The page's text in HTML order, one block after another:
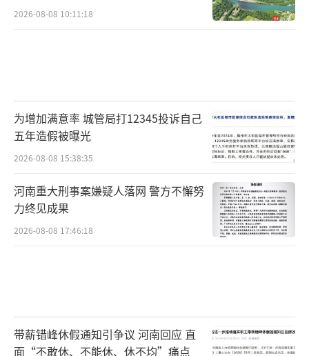
2026-08-08 10:11:18
为增加满意率 城管局打12345投诉自己
五年造假被曝光
2026-08-08 15:38:35
河南重大刑事案嫌疑人落网 警方不懈努
力终见成果
2026-08-08 17:46:18
带薪错峰休假通知引争议 河南回应 直
面“不敢休、不能休、休不均”痛点